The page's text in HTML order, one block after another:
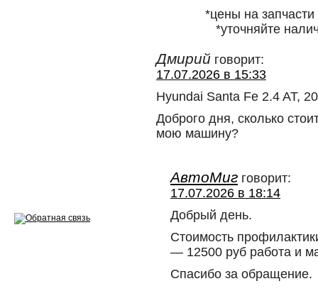
*цены на
*уточняйте
Дмирий говорит:
17.07.2026 в 15:33
Hyundai Santa Fe 2.4 AT,
Доброго дня, сколько
мою машину?
АвтоМиг говорит:
17.07.2026 в 18:14
Добрый день.
Стоимость
— 12500 руб работа и
Спасибо за обращение.